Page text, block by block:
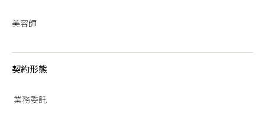
美容師
契約形態
業務委託